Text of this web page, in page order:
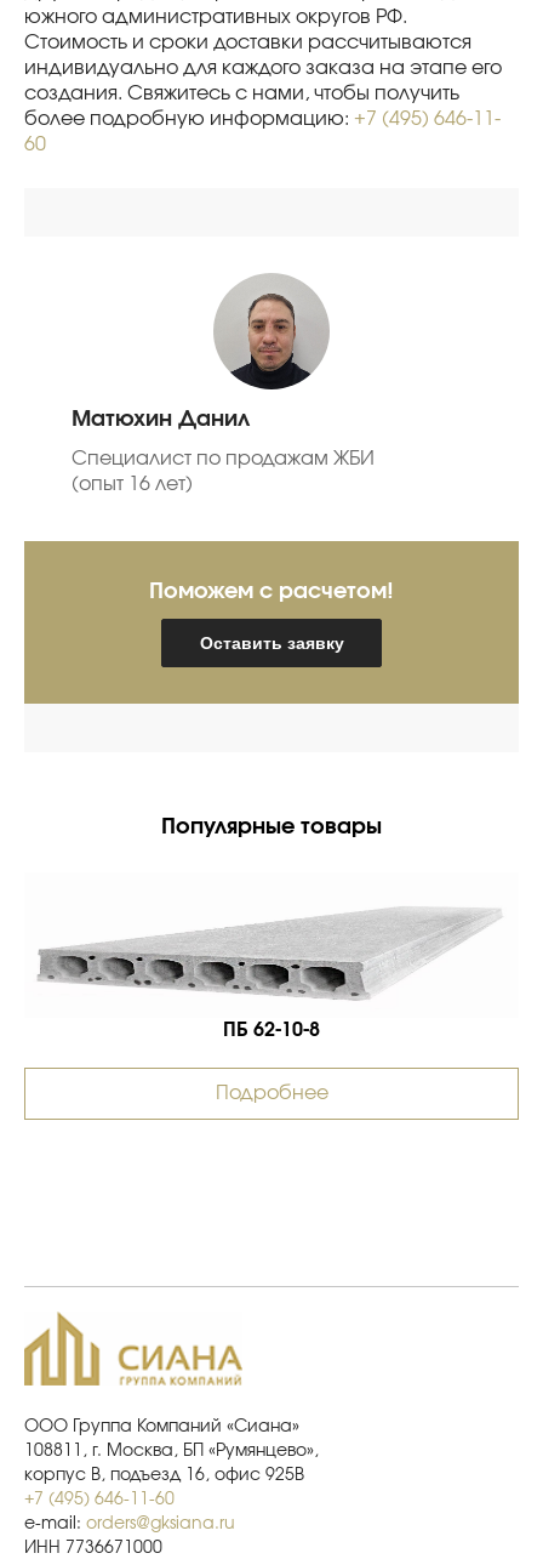
южного административных округов РФ.
Стоимость и сроки доставки рассчитываются
индивидуально для каждого заказа на этапе его
создания. Свяжитесь с нами, чтобы получить
более подробную информацию: +7 (495) 646-11-
60
Матюхин Данил
Специалист по продажам ЖБИ
(опыт 16 лет)
Поможем с расчетом!
Оставить заявку
Популярные товары
ПБ 62-10-8
Подробнее
ООО Группа Компаний «Сиана»
108811, г. Москва, БП «Румянцево»,
корпус В, подъезд 16, офис 925В
+7 (495) 646-11-60
e-mail: orders@gksiana.ru
ИНН 7736671000